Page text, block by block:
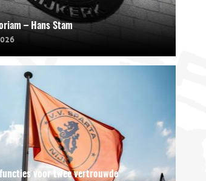
– Hans Stam
voor twee vertrouwde